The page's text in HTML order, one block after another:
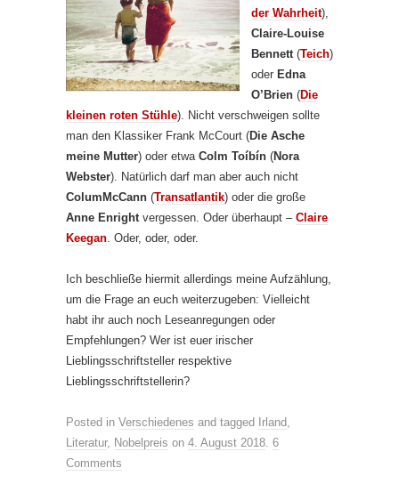
der Wahrheit),
Claire-Louise
Bennett (Teich)
oder Edna
O’Brien (Die
kleinen roten Stühle). Nicht verschweigen sollte
man den Klassiker Frank McCourt (Die Asche
meine Mutter) oder etwa Colm Toíbín (Nora
Webster). Natürlich darf man aber auch nicht
ColumMcCann (Transatlantik) oder die große
Anne Enright vergessen. Oder überhaupt – Claire
Keegan . Oder, oder, oder.
Ich beschließe hiermit allerdings meine Aufzählung,
um die Frage an euch weiterzugeben: Vielleicht
habt ihr auch noch Leseanregungen oder
Empfehlungen? Wer ist euer irischer
Lieblingsschriftsteller respektive
Lieblingsschriftstellerin?
Posted in Verschiedenes and tagged Irland
Literatur, Nobelpreis on 4. August 2018 6
Comments